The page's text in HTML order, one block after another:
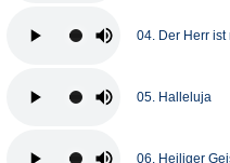
04. Der Herr ist
05. Halleluja
06. Heiliger